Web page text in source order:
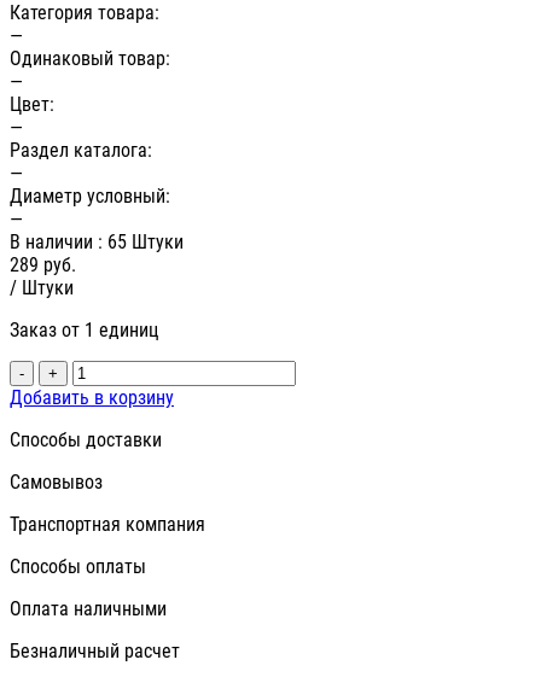
Категория товара:
—
Одинаковый товар:
—
Цвет:
—
Раздел каталога:
—
Диаметр условный:
—
В наличии : 65 Штуки
289 руб.
/ Штуки
Заказ от 1 единиц
- +
Добавить в корзину
Способы доставки
Самовывоз
Транспортная компания
Способы оплаты
Оплата наличными
Безналичный расчет